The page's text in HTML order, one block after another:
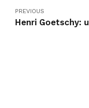
PREVIOUS
Henri Goetschy: